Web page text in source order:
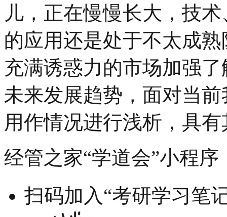
儿，正在慢慢长大，技
的应用还是处于不太成
充满诱惑力的市场加强
未来发展趋势，面对当
用作情况进行浅析，具
经管之家“学道会”小程序
扫码加入“考研学习笔